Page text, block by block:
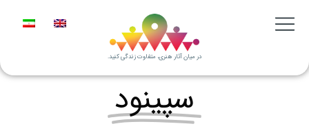
در میان آثار هنری، متفاوت زندگی کنید.
سپینود